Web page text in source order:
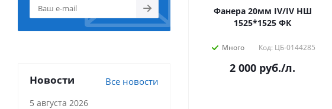
Фанера 20мм IV/IV НШ
1525*1525 ФК
Много Код: ЦБ-0144285
2 000 руб./л.
Новости Все новости
5 августа 2026